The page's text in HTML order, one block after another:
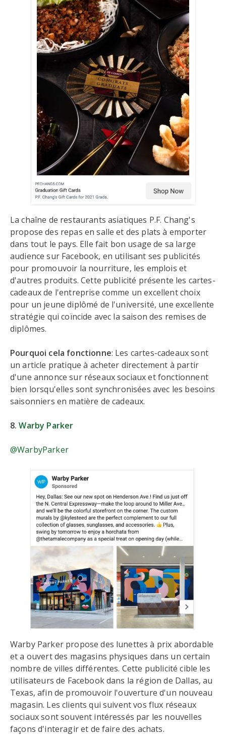
La chaîne de restaurants asiatiques P.F. Chang's
propose des repas en salle et des plats à emporter
dans tout le pays. Elle fait bon usage de sa large
audience sur Facebook, en utilisant ses publicités
pour promouvoir la nourriture, les emplois et
d'autres produits. Cette publicité présente les cartes-
cadeaux de l'entreprise comme un excellent choix
pour un jeune diplômé de l'université, une excellente
stratégie qui coïncide avec la saison des remises de
diplômes.
Pourquoi cela fonctionne: Les cartes-cadeaux sont
un article pratique à acheter directement à partir
d'une annonce sur réseaux sociaux et fonctionnent
bien lorsqu'elles sont synchronisées avec les besoins
saisonniers en matière de cadeaux.
8.Warby Parker
@WarbyParker
Warby Parker propose des lunettes à prix abordable
et a ouvert des magasins physiques dans un certain
nombre de villes différentes. Cette publicité cible les
utilisateurs de Facebook dans la région de Dallas, au
Texas, afin de promouvoir l'ouverture d'un nouveau
magasin. Les clients qui suivent vos flux réseaux
sociaux sont souvent intéressés par les nouvelles
façons d'interagir et de faire des achats.